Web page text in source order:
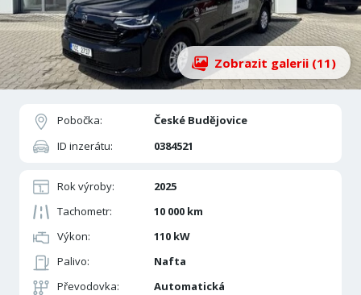
Pobočka:
České Budějovice
ID inzerátu:
0384521
Rok výroby:
2025
Tachometr:
10 000 km
Výkon:
110 kW
Palivo:
Nafta
Převodovka:
Automatická
Zobrazit galerii (11)